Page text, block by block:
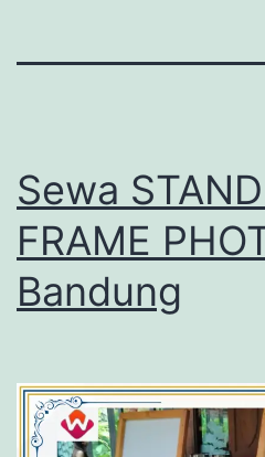
Sewa
FRAME
Bandung